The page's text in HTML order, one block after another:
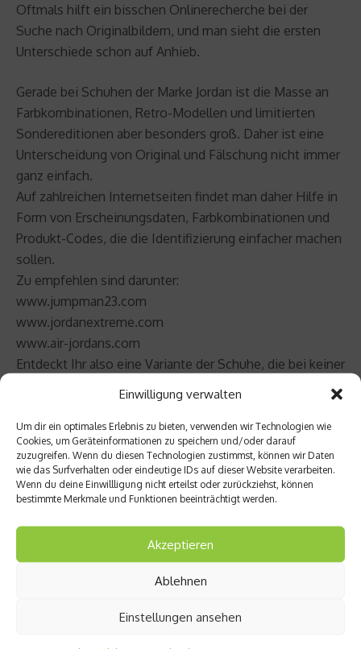
Einwilligung verwalten
Um dir ein optimales Erlebnis zu bieten, verwenden wir Technologien wie
Cookies, um Geräteinformationen zu speichern und/oder darauf
zuzugreifen. Wenn du diesen Technologien zustimmst, können wir Daten
wie das Surfverhalten oder eindeutige IDs auf dieser Website verarbeiten.
Wenn du deine Einwillligung nicht erteilst oder zurückziehst, können
bestimmte Merkmale und Funktionen beeinträchtigt werden.
Akzeptieren
Ablehnen
Einstellungen ansehen
Oftmals hilft ein bisschen Onlinerecherche bei der
Suche nach Originalbildern, und man sieht die ersten
Unterschiede schon auf Anhieb.
Gerade bei Schuhen der Marke Jordan ist die Masse an
Farbkombinationen, Retro-Modellen und limitierten
Sondereditionen aber besonders groß. Daher ist eine
Unterscheidung von Original und Fälschung nicht immer
ganz einfach.
Auf zahlreichen Internetseiten findet man daher Hilfe in
Form von Erscheinungsdaten, Farbkombinationen und
Produkt-Codes, die die Identifizierung einfacher machen
sollen.
Zu empfehlen sind darunter:
www.jumpman23.com
www.jordanextreme.com
www.air-jordans.com
Entdeckt Ihr also eine Variante der Schuhe, die bei keiner
dieser Seiten auftaucht, ist die Wahrscheinlichkeit sehr
groß, dass es sich um eine Fälschung handelt.
Ein weiteres Merkmal können Stickereien und
Inschriften im Schuh sein. Gerade bei den Schuhen von
LeBron James verwendet Nike immer wieder Zitate,
Worte und Bilder, die an bestimmten Stellen des Schuhs
eingestickt werden. Daran kann man erkennen, wie es
um die Echtheit des Schuhs bestellt ist.
Stimmen diese nicht mit der Farbkombination des
Schuhs überein, ist der Schuh eine Fälschung.
1) LeBron IV (schwarz/weiß/rot)